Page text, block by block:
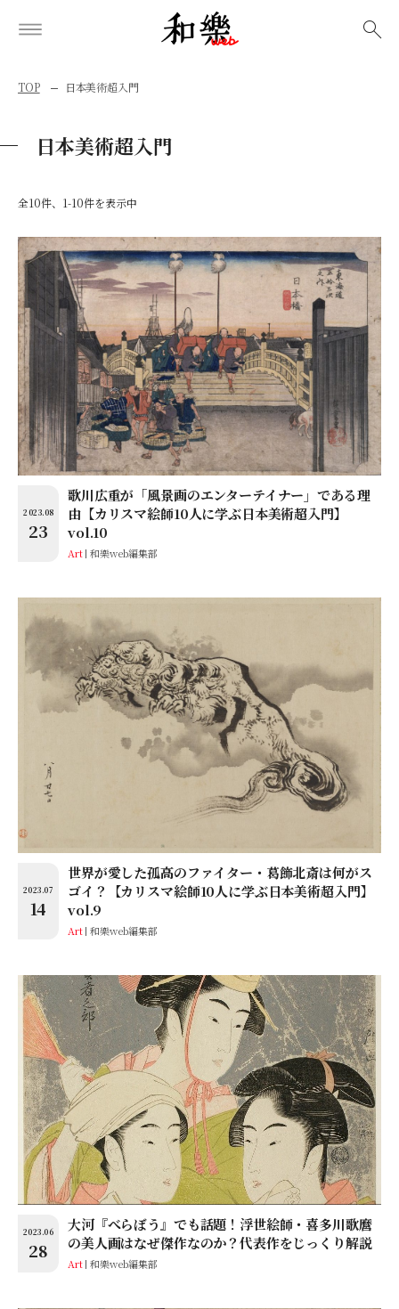
TOP 日本美術超入門
日本美術超入門
全10件、1-10件を表示中
2023.08
23
歌川広重が「風景画のエンターテイナー」である理
由【カリスマ絵師10人に学ぶ日本美術超入門】
vol.10
Art 和樂web編集部
2023.07
14
世界が愛した孤高のファイター・葛飾北斎は何がス
ゴイ？【カリスマ絵師10人に学ぶ日本美術超入門】
vol.9
Art 和樂web編集部
2023.06
28
大河『べらぼう』でも話題！浮世絵師・喜多川歌麿
の美人画はなぜ傑作なのか？代表作をじっくり解説
Art 和樂web編集部